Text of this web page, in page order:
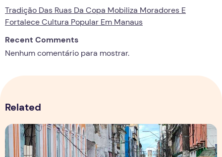
Tradição Das Ruas Da Copa Mobiliza Moradores E
Fortalece Cultura Popular Em Manaus
Recent Comments
Nenhum comentário para mostrar.
Related
Copa aquece vendas em setores específicos, mas não